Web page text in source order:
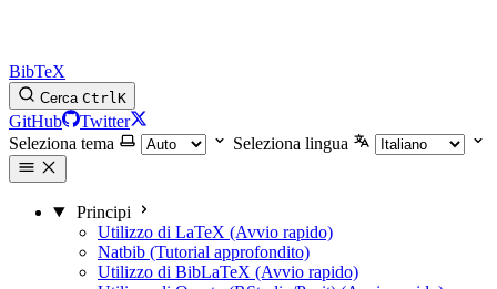
BibTeX
Cerca CtrlK
GitHub
Twitter
Seleziona tema
Seleziona lingua
Principi
Utilizzo di LaTeX (Avvio rapido)
Natbib (Tutorial approfondito)
Utilizzo di BibLaTeX (Avvio rapido)